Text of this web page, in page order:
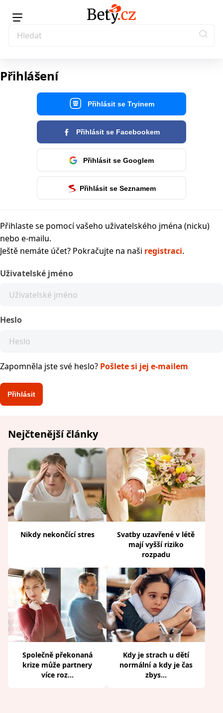
Přihlášení
Přihlásit se Tryinem
Přihlásit se Facebookem
Přihlásit se Googlem
Přihlásit se Seznamem
Přihlaste se pomocí vašeho uživatelského jména (nicku)
nebo e-mailu.
Ještě nemáte účet? Pokračujte na naši registraci.
Uživatelské jméno
Heslo
Zapomněla jste své heslo? Pošlete si jej e-mailem
Nejčtenější články
Nikdy nekončící stres
Svatby uzavřené v létě
mají vyšší riziko
rozpadu
Společně překonaná
krize může partnery
více roz...
Kdy je strach u dětí
normální a kdy je čas
zbys...